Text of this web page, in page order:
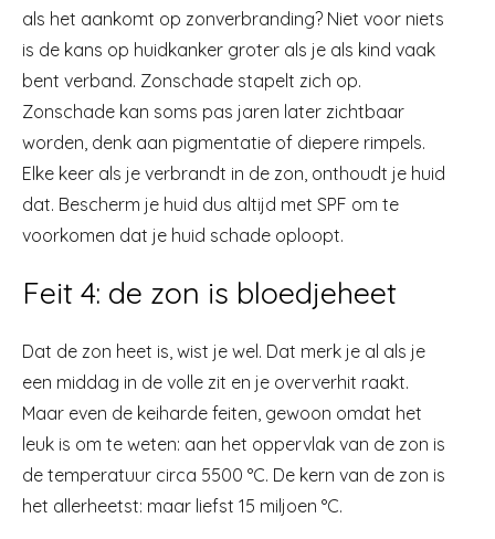
als het aankomt op zonverbranding? Niet voor niets
is de kans op huidkanker groter als je als kind vaak
bent verband. Zonschade stapelt zich op.
Zonschade kan soms pas jaren later zichtbaar
worden, denk aan pigmentatie of diepere rimpels.
Elke keer als je verbrandt in de zon, onthoudt je huid
dat. Bescherm je huid dus altijd met SPF om te
voorkomen dat je huid schade oploopt.
Feit 4: de zon is bloedjeheet
Dat de zon heet is, wist je wel. Dat merk je al als je
een middag in de volle zit en je oververhit raakt.
Maar even de keiharde feiten, gewoon omdat het
leuk is om te weten: aan het oppervlak van de zon is
de temperatuur circa 5500 °C. De kern van de zon is
het allerheetst: maar liefst 15 miljoen °C.